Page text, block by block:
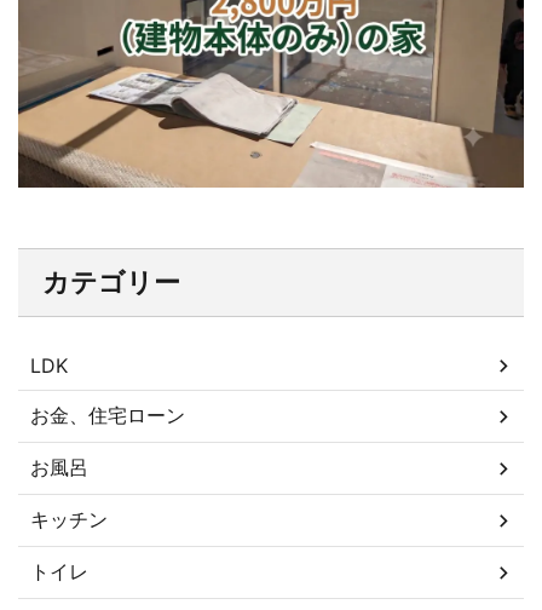
カテゴリー
LDK
お金、住宅ローン
お風呂
キッチン
トイレ